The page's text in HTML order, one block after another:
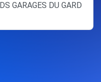
GARAGES DU GARD